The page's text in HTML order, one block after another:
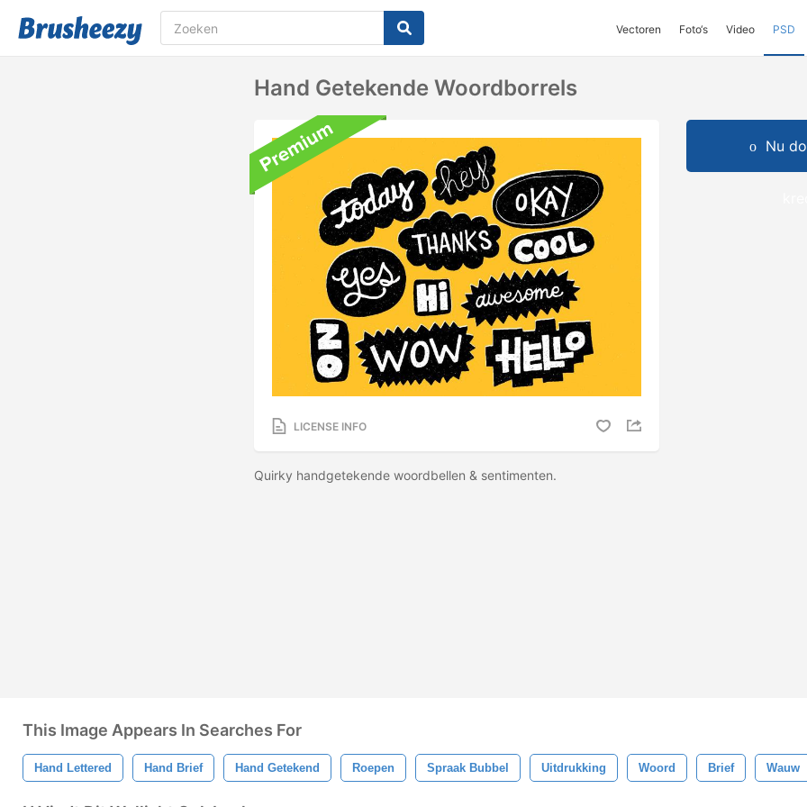
Vectoren Foto‘s Video PSD
Hand Getekende Woordborrels
LICENSE INFO
Quirky handgetekende woordbellen & sentimenten.
Nu
This Image Appears In Searches For
Hand Lettered Hand Brief Hand Getekend Roepen Spraak Bubbel Uitdrukking Woord Brief Wauw